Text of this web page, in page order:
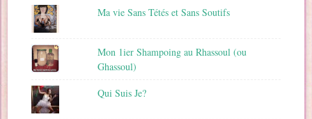
Ma vie Sans Tétés et Sans Soutifs
Mon 1ier Shampoing au Rhassoul (ou
Ghassoul)
Qui Suis Je?